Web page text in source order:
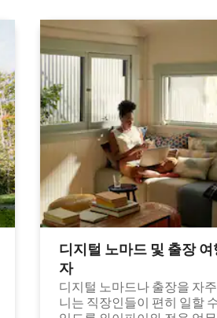
디지털 노마드 및 출장 여
자
디지털 노마드나 출장을 자
니는 직장인들이 편히 일할